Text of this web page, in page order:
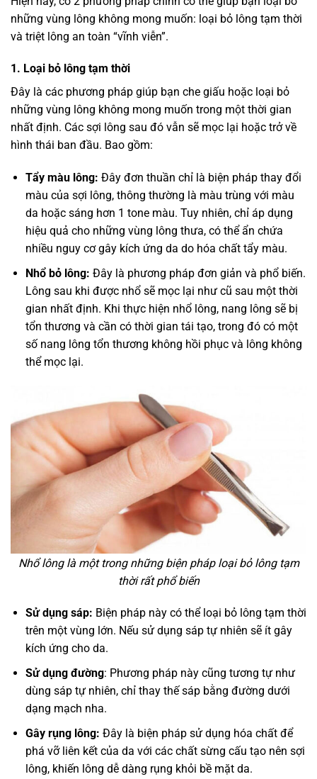
những vùng lông không mong muốn: loại bỏ lông tạm thời
và triệt lông an toàn “vĩnh viễn”.
1. Loại bỏ lông tạm thời
Đây là các phương pháp giúp bạn che giấu hoặc loại bỏ
những vùng lông không mong muốn trong một thời gian
nhất định. Các sợi lông sau đó vẫn sẽ mọc lại hoặc trở về
hình thái ban đầu. Bao gồm:
Tẩy màu lông: Đây đơn thuần chỉ là biện pháp thay đổi
màu của sợi lông, thông thường là màu trùng với màu
da hoặc sáng hơn 1 tone màu. Tuy nhiên, chỉ áp dụng
hiệu quả cho những vùng lông thưa, có thể ẩn chứa
nhiều nguy cơ gây kích ứng da do hóa chất tẩy màu.
Nhổ bỏ lông: Đây là phương pháp đơn giản và phổ biến.
Lông sau khi được nhổ sẽ mọc lại như cũ sau một thời
gian nhất định. Khi thực hiện nhổ lông, nang lông sẽ bị
tổn thương và cần có thời gian tái tạo, trong đó có một
số nang lông tổn thương không hồi phục và lông không
thể mọc lại.
Nhổ lông là một trong những biện pháp loại bỏ lông tạm
thời rất phổ biến
Sử dụng sáp: Biện pháp này có thể loại bỏ lông tạm thời
trên một vùng lớn. Nếu sử dụng sáp tự nhiên sẽ ít gây
kích ứng cho da.
Sử dụng đường: Phương pháp này cũng tương tự như
dùng sáp tự nhiên, chỉ thay thế sáp bằng đường dưới
dạng mạch nha.
Gây rụng lông: Đây là biện pháp sử dụng hóa chất để
phá vỡ liên kết của da với các chất sừng cấu tạo nên sợi
lông, khiến lông dễ dàng rụng khỏi bề mặt da.